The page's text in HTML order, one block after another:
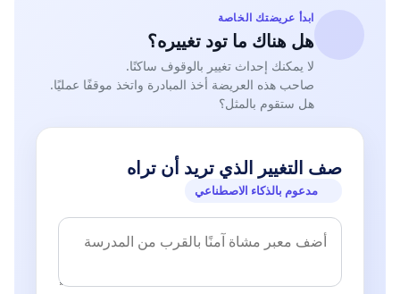
ابدأ عريضتك الخاصة
هل هناك ما تود تغييره؟
لا يمكنك إحداث تغيير بالوقوف ساكنًا.
صاحب هذه العريضة أخذ المبادرة واتخذ موقفًا عمليًا.
هل ستقوم بالمثل؟
صف التغيير الذي تريد أن تراه
مدعوم بالذكاء الاصطناعي